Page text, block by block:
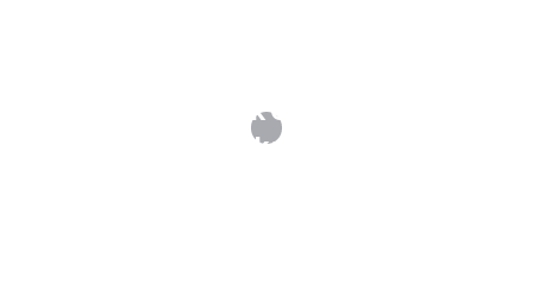
Trademark Clearance:
merkenonderzoek vóór de aanvraag